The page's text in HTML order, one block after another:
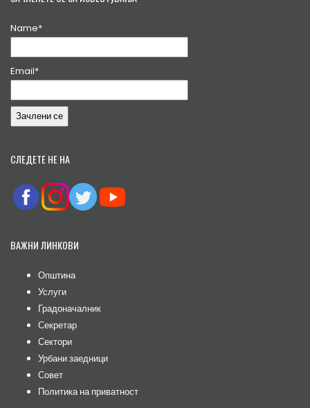
Name*
Email*
СЛЕДЕТЕ НЕ НА
ВАЖНИ ЛИНКОВИ
Општина
Услуги
Градоначалник
Секретар
Сектори
Урбани заедници
Совет
Политика на приватност